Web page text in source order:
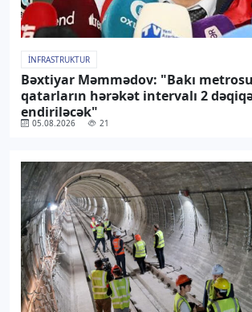
İNFRASTRUKTUR
Bəxtiyar Məmmədov: "Bakı
qatarların hərəkət intervalı 2
endiriləcək"
05.08.2026 21